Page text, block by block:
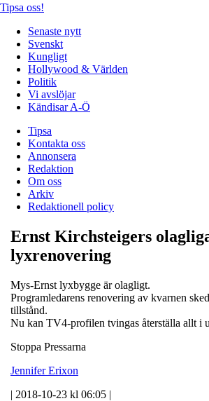
Tipsa oss!
Senaste nytt
Svenskt
Kungligt
Hollywood & Världen
Politik
Vi avslöjar
Kändisar A-Ö
Tipsa
Kontakta oss
Annonsera
Redaktion
Om oss
Arkiv
Redaktionell policy
Ernst Kirchsteigers
lyxrenovering
Mys-Ernst lyxbygge är olagligt.
Programledarens renovering av kvarnen
tillstånd.
Nu kan TV4-profilen tvingas återställa allt i
Stoppa Pressarna
Jennifer Erixon
| 2018-10-23 kl 06:05 |